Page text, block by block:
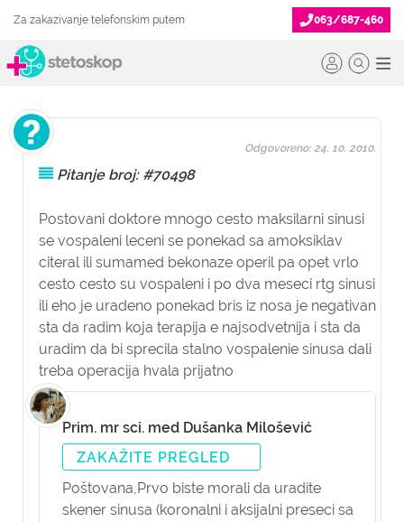
Za zakazivanje telefonskim putem 063/687-460
Pitanje broj: #70498
Postovani doktore mnogo cesto maksilarni sinusi
se vospaleni leceni se ponekad sa amoksiklav
citeral ili sumamed bekonaze operil pa opet vrlo
cesto cesto su vospaleni i po dva meseci rtg sinusi
ili eho je uradeno ponekad bris iz nosa je negativan
sta da radim koja terapija e najsodvetnija i sta da
uradim da bi sprecila stalno vospalenie sinusa dali
treba operacija hvala prijatno
Odgovoreno: 24. 10. 2010.
Prim. mr sci. med Dušanka Milošević
ZAKAŽITE PREGLED
Poštovana,Prvo biste morali da uradite
skener sinusa (koronalni i aksijalni preseci sa